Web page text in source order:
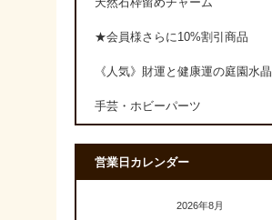
★会員様さらに10%割引商品
《人気》財運と健康運の庭園水晶
手芸・ホビーパーツ
営業日カレンダー
2026年8月